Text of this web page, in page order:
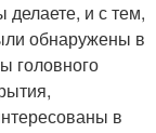
и с тем,
обнаружены в
головного
в